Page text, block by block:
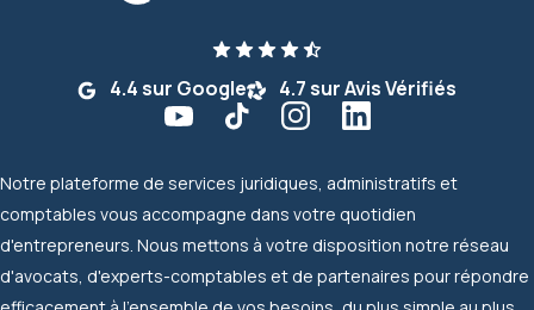
4.4 sur Google 4.7 sur Avis Vérifiés
Notre plateforme de services juridiques, administratifs et
comptables vous accompagne dans votre quotidien
d'entrepreneurs. Nous mettons à votre disposition notre réseau
d'avocats, d'experts-comptables et de partenaires pour répondre